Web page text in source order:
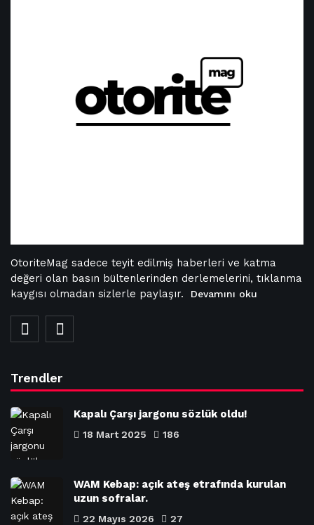
OtoriteMag sadece teyit edilmiş haberleri ve katma
değeri olan basın bültenlerinden derlemelerini, tıklanma
kaygısı olmadan sizlerle paylaşır.
Devamını oku
Trendler
Kapalı Çarşı jargonu sözlük oldu!
18 Mart 2025 186
WAM Kebap: açık ateş etrafında kurulan
uzun sofralar.
22 Mayıs 2026 27